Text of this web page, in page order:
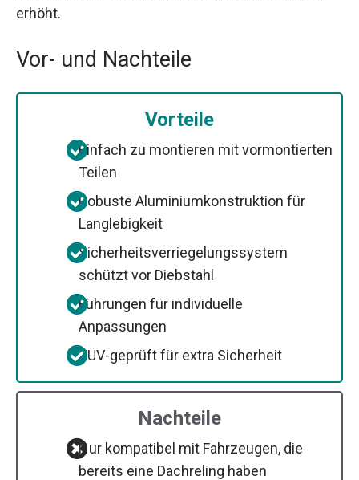
erhöht.
Vor- und Nachteile
Vorteile
Einfach zu montieren mit vormontierten
Teilen
Robuste Aluminiumkonstruktion für
Langlebigkeit
Sicherheitsverriegelungssystem
schützt vor Diebstahl
Führungen für individuelle
Anpassungen
TÜV-geprüft für extra Sicherheit
Nachteile
Nur kompatibel mit Fahrzeugen, die
bereits eine Dachreling haben